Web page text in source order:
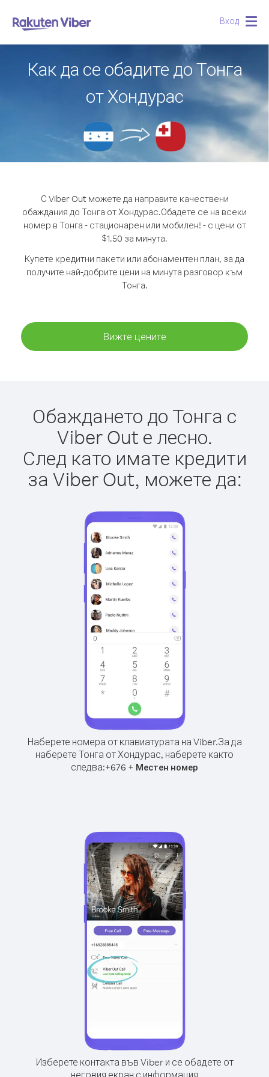
Вход
Как да се обадите до Тонга
от Хондурас
С Viber Out можете да направите качествени
обаждания до Тонга от Хондурас.Обадете се на всеки
номер в Тонга - стационарен или мобилен! - с цени от
$1.50 за минута.
Купете кредитни пакети или абонаментен план, за да
получите най-добрите цени на минута разговор към
Тонга.
Вижте цените
Обаждането до Тонга с
Viber Out е лесно.
След като имате кредити
за Viber Out, можете да:
Наберете номера от клавиатурата на Viber.За да
наберете Тонга от Хондурас, наберете както
следва:+676 + Местен номер
Изберете контакта във Viber и се обадете от
неговия екран с информация